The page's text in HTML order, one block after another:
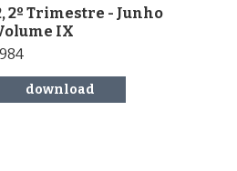
2º Trimestre - Junho
IX
download